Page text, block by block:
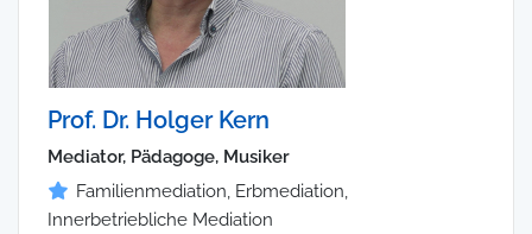
Prof. Dr. Holger Kern
Mediator, Pädagoge, Musiker
Familienmediation, Erbmediation,
Innerbetriebliche Mediation